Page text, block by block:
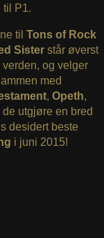
til P1.
til Tons of Rock
Sister står øverst
og velger
med
, Opeth,
de utgjøre en bred
desidert beste
i juni 2015!